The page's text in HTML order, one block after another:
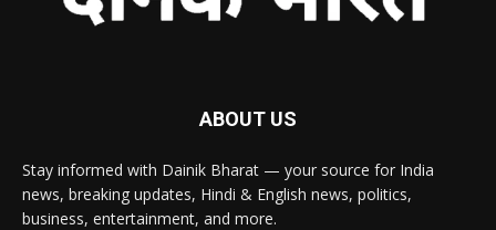
ABOUT US
Stay informed with Dainik Bharat — your source for India
news, breaking updates, Hindi & English news, politics,
business, entertainment, and more.